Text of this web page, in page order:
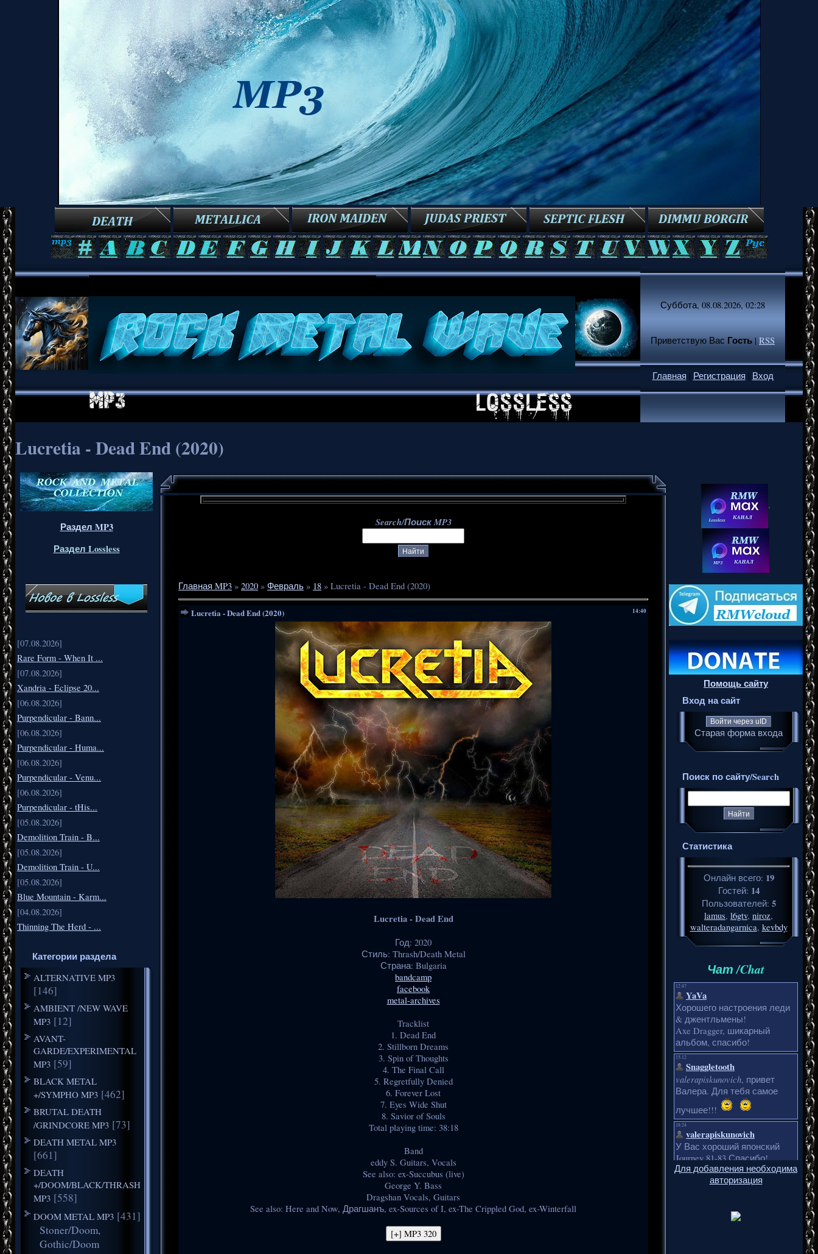
Суббота, 08.08.2026, 02:28
Приветствую Вас Гость|RSS
Главная | Регистрация | Вход
Lucretia - Dead End (2020)
Раздел MP3
Раздел Lossless
[07.08.2026]
Rare Form - When It ...
[07.08.2026]
Xandria - Eclipse 20...
[06.08.2026]
Purpendicular - Bann...
[06.08.2026]
Purpendicular - Huma...
[06.08.2026]
Purpendicular - Venu...
[06.08.2026]
Purpendicular - tHis...
[05.08.2026]
Demolition Train - B...
[05.08.2026]
Demolition Train - U...
[05.08.2026]
Blue Mountain - Karm...
[04.08.2026]
Thinning The Herd - ...
Категории раздела
ALTERNATIVE MP3
[146]
AMBIENT /NEW WAVE
MP3 [12]
AVANT-
GARDE/EXPERIMENTAL
MP3 [59]
BLACK METAL
+/SYMPHO MP3 [462]
BRUTAL DEATH
/GRINDCORE MP3 [73]
DEATH METAL MP3
[661]
DEATH
+/DOOM/BLACK/THRASH
MP3 [558]
DOOM METAL MP3 [431]
Stoner/Doom,
Gothic/Doom
Search/Поиск MP3
Главная MP3 » 2020 » Февраль » 18 » Lucretia - Dead End (2020)
14:40
Lucretia - Dead End (2020)
Lucretia - Dead End
Год: 2020
Стиль: Thrash/Death Metal
Страна: Bulgaria
bandcamp
facebook
metal-archives
Tracklist
1. Dead End
2. Stillborn Dreams
3. Spin of Thoughts
4. The Final Call
5. Regretfully Denied
6. Forever Lost
7. Eyes Wide Shut
8. Savior of Souls
Total playing time: 38:18
Band
eddy S. Guitars, Vocals
See also: ex-Succubus (live)
George Y. Bass
Dragshan Vocals, Guitars
See also: Here and Now, Драгшанъ, ex-Sources of I, ex-The Crippled God, ex-Winterfall
.
Помощь сайту
Вход на сайт
Войти через uID
Старая форма входа
Поиск по сайту/Search
Статистика
Онлайн всего: 19
Гостей: 14
Пользователей: 5
lamus, l6gtv, niroz,
walteradangarnica, kevbdy
Чат /Chat
Для добавления необходима
авторизация